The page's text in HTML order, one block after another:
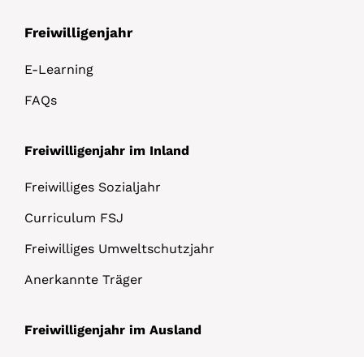
Freiwilligenjahr
E-Learning
FAQs
Freiwilligenjahr im Inland
Freiwilliges Sozialjahr
Curriculum FSJ
Freiwilliges Umweltschutzjahr
Anerkannte Träger
Freiwilligenjahr im Ausland